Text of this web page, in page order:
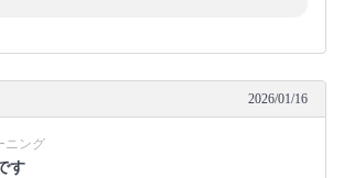
2026/01/16
ニング
す